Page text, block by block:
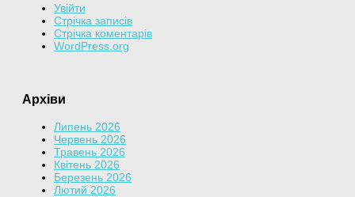
Увійти
Стрічка записів
Стрічка коментарів
WordPress.org
Архіви
Липень 2026
Червень 2026
Травень 2026
Квітень 2026
Березень 2026
Лютий 2026